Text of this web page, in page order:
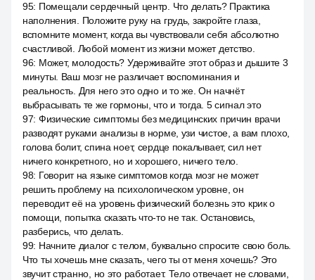
95: Помещали сердечный центр. Что делать? Практика
наполнения. Положите руку на грудь, закройте глаза,
вспомните момент, когда вы чувствовали себя абсолютно
счастливой. Любой момент из жизни может детство.
96: Может, молодость? Удерживайте этот образ и дышите 3
минуты. Ваш мозг не различает воспоминания и
реальность. Для него это одно и то же. Он начнёт
выбрасывать те же гормоны, что и тогда. 5 сигнал это
97: Физические симптомы без медицинских причин врачи
разводят руками анализы в норме, узи чистое, а вам плохо,
голова болит, спина ноет, сердце покалывает, сил нет
ничего конкретного, но и хорошего, ничего тело.
98: Говорит на языке симптомов когда мозг не может
решить проблему на психологическом уровне, он
переводит её на уровень физический болезнь это крик о
помощи, попытка сказать что-то не так. Остановись,
разберись, что делать.
99: Начните диалог с телом, буквально спросите свою боль.
Что ты хочешь мне сказать, чего ты от меня хочешь? Это
звучит странно, но это работает. Тело отвечает не словами,